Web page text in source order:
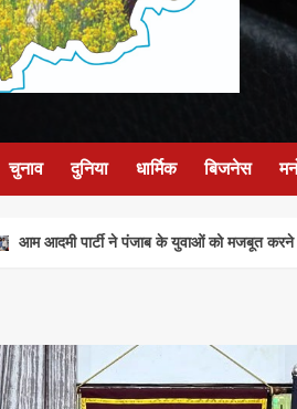
चुनाव दुनिया धार्मिक बिजनेस
आम आदमी पार्टी ने पंजाब के युवाओं को मजबूत करने के